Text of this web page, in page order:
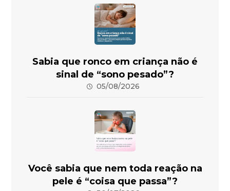
Sabia que ronco em criança não é
sinal de “sono pesado”?
05/08/2026
Você sabia que nem toda reação na
pele é “coisa que passa”?